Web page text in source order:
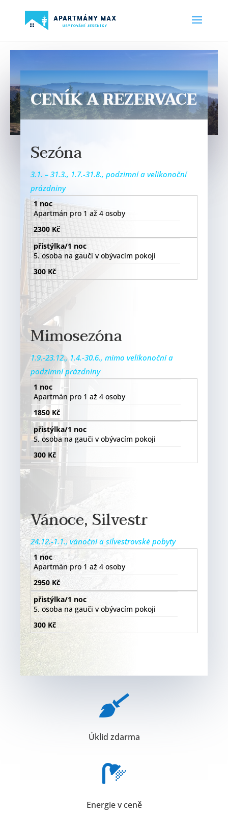
CENÍK A REZERVACE
Sezóna
3.1. – 31.3., 1.7.-31.8., podzimní a velikonoční
prázdniny
1 noc
Apartmán pro 1 až 4 osoby
2300 Kč
přistýlka/1 noc
5. osoba na gauči v obývacím pokoji
300 Kč
Mimosezóna
1.9.-23.12., 1.4.-30.6., mimo velikonoční a
podzimní prázdniny
1 noc
Apartmán pro 1 až 4 osoby
1850 Kč
přistýlka/1 noc
5. osoba na gauči v obývacím pokoji
300 Kč
Vánoce, Silvestr
24.12.-1.1., vánoční a silvestrovské pobyty
1 noc
Apartmán pro 1 až 4 osoby
2950 Kč
přistýlka/1 noc
5. osoba na gauči v obývacím pokoji
300 Kč

Úklid zdarma

Energie v ceně